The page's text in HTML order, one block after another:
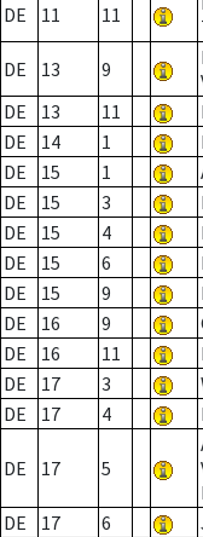
DE 11 11
DE 13 9
DE
13 11
DE
14 1
DE
15 1
DE
15 3
DE
15 4
DE
15 6
DE
15 9
DE
16 9
DE
16 11
DE
17 3
DE
17 4
DE 17 5
DE 17 6